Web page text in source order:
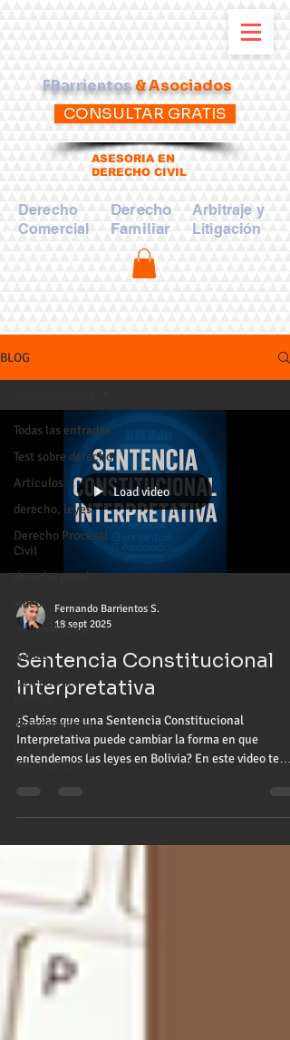
FBarrientos& Asociados
ASESORIA EN
DERECHO CIVIL
Derecho
Comercial
Derecho
Familiar
Arbitraje y
Litigación
CONSULTAR GRATIS
BLOG
Todas las entradas
Test sobre derecho
Artículos
derecho, leyes
Derecho Procesal
Civil
derecho penal
vídeos
criminalística
Avisos
Derecho de
Familia
Jurisprudencia
Ley 439 - Código
Procesal Civil
Load video
Fernando Barrientos S.
18 sept 2025
Sentencia Constitucional
Interpretativa
¿Sabías que una Sentencia Constitucional
Interpretativa puede cambiar la forma en que
entendemos las leyes en Bolivia? En este video te
estudiantes y ciudadanos que buscan defender sus